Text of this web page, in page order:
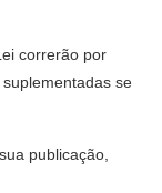
correrão por
se
publicação,